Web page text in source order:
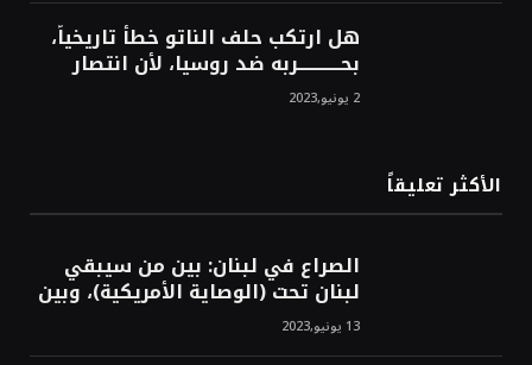
هل ارتكب حلف الناتو خطأً تاريخياً،
بحــــــــــــربه ضد روسيا، لأن انتصار
روسيا الحتمي، سيفتت الناتو!محمد
محسن 2 يونيو,2023
الأكثر تعليقاً
الصراع في لبنان: بين من سيبقي
لبنان تحت (الوصاية الأمريكية)، وبين
من سيخرج لبنان من النفق الغربي!
محمد محسن13 يونيو,2023